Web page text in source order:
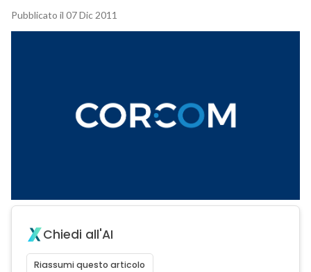
Pubblicato il 07 Dic 2011
Chiedi all'AI
Riassumi questo articolo